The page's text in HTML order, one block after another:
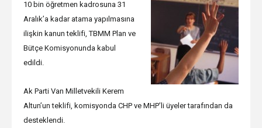
10 bin öğretmen kadrosuna 31
Aralık’a kadar atama yapılmasına
ilişkin kanun teklifi, TBMM Plan ve
Bütçe Komisyonunda kabul
edildi.
Ak Parti Van Milletvekili Kerem
Altun’un teklifi, komisyonda CHP ve MHP’li üyeler tarafından da
desteklendi.